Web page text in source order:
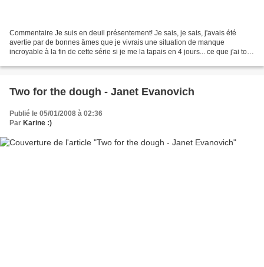
Commentaire Je suis en deuil présentement! Je sais, je sais, j'avais été
avertie par de bonnes âmes que je vivrais une situation de manque
incroyable à la fin de cette série si je me la tapais en 4 jours... ce que j'ai tout
Two for the dough - Janet Evanovich
Publié le 05/01/2008 à 02:36
Par Karine :)